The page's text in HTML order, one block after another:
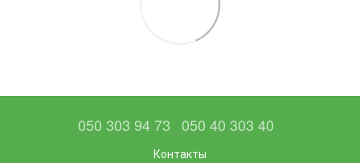
050 303 94 73 050 40 303 40
Контакты